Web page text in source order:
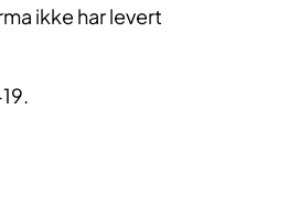
ikke har levert